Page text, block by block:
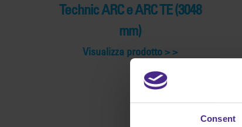
Consent
Technic ARC e ARC TE (3048
mm)
Visualizza prodotto >